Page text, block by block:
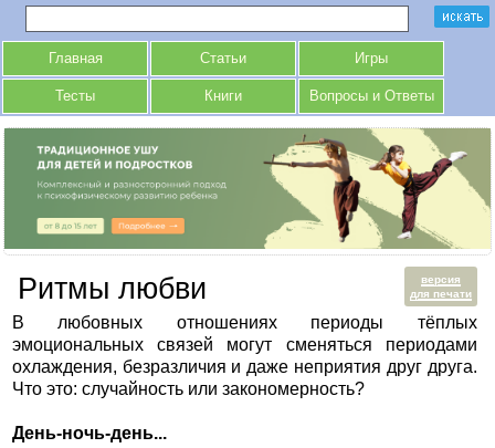
Главная Статьи Игры
Тесты Книги Вопросы и Ответы
версия
для печати
Ритмы любви
В любовных отношениях периоды тёплых
эмоциональных связей могут сменяться периодами
охлаждения, безразличия и даже неприятия друг друга.
Что это: случайность или закономерность?
День-ночь-день...